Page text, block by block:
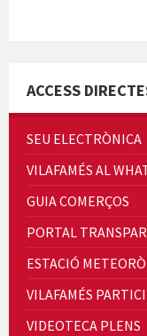
Concerts al Museu
Presentació del
ACCESS
SEU ELECTRÒNICA
VILAFAMÉS AL
GUIA COMERÇOS
PORTAL
ESTACIÓ
VILAFAMÉS
VIDEOTECA PLENS